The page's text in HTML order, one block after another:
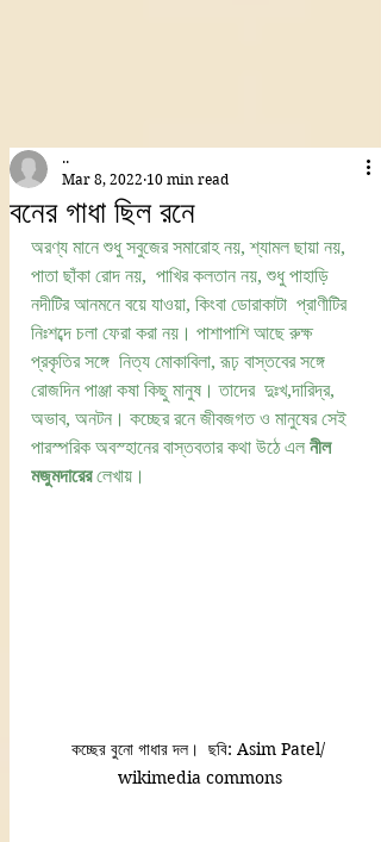
বনের গাধা ছিল রনে
..
Mar 8, 2022 10 min read
অরণ্য মানে শুধু সবুজের সমারোহ নয়, শ্যামল ছায়া নয়,
পাতা ছাঁকা রোদ নয়,  পাখির কলতান নয়, শুধু পাহাড়ি
নদীটির আনমনে বয়ে যাওয়া, কিংবা ডোরাকাটা  প্রাণীটির
নিঃশব্দে চলা ফেরা করা নয়। পাশাপাশি আছে রুক্ষ
প্রকৃতির সঙ্গে  নিত্য মোকাবিলা, রূঢ় বাস্তবের সঙ্গে
রোজদিন পাঞ্জা কষা কিছু মানুষ। তাদের  দুঃখ,দারিদ্র,
অভাব, অনটন। কচ্ছের রনে জীবজগত ও মানুষের সেই
পারস্পরিক অবস্হানের বাস্তবতার কথা উঠে এল নীল
মজুমদারের লেখায়।
কচ্ছের বুনো গাধার দল।  ছবি: Asim Patel/
wikimedia commons